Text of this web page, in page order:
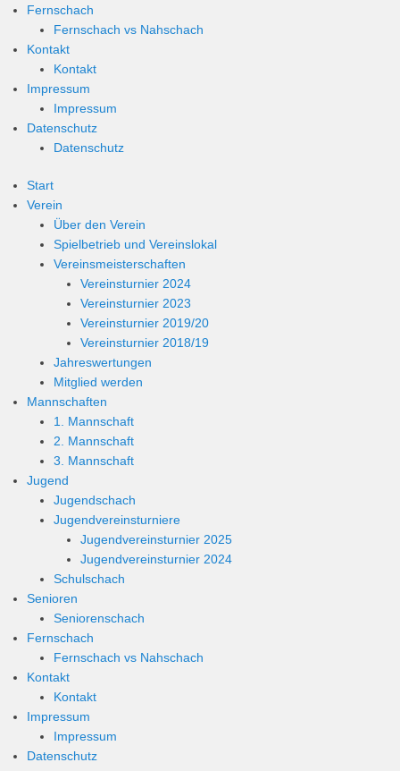
Fernschach
Fernschach vs Nahschach
Kontakt
Kontakt
Impressum
Impressum
Datenschutz
Datenschutz
Start
Verein
Über den Verein
Spielbetrieb und Vereinslokal
Vereinsmeisterschaften
Vereinsturnier 2024
Vereinsturnier 2023
Vereinsturnier 2019/20
Vereinsturnier 2018/19
Jahreswertungen
Mitglied werden
Mannschaften
1. Mannschaft
2. Mannschaft
3. Mannschaft
Jugend
Jugendschach
Jugendvereinsturniere
Jugendvereinsturnier 2025
Jugendvereinsturnier 2024
Schulschach
Senioren
Seniorenschach
Fernschach
Fernschach vs Nahschach
Kontakt
Kontakt
Impressum
Impressum
Datenschutz